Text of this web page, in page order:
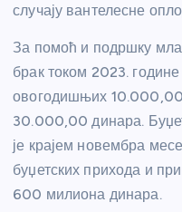
случају вантелесне
За помоћ и подршку
брак током 2023.
овогодишњих
30.000,00 динара.
је крајем новембра
буџетских прихода и
600 милиона динара.